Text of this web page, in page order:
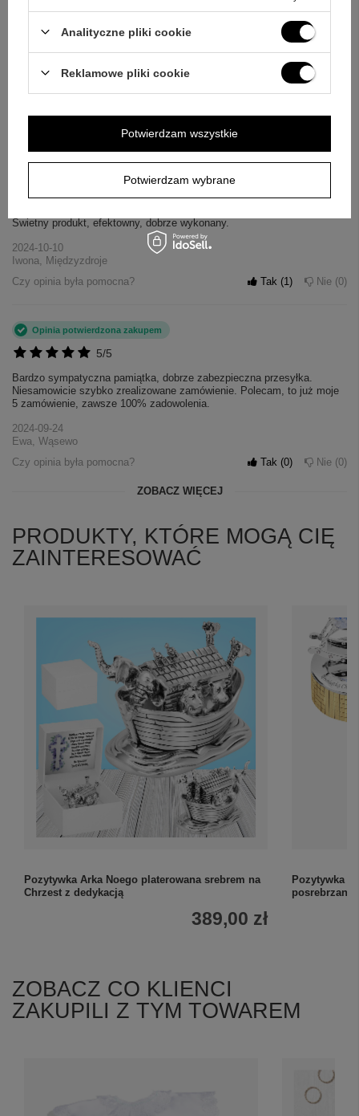
Super prezent ładnie zapakowany polecam
2025-04-11
5/5
Opinia potwierdzona zakupem
Świetny produkt, efektowny, dobrze wykonany.
2024-10-10
Iwona, Międzyzdroje
Czy opinia była pomocna?
Tak 1 Nie 0
5/5
Opinia potwierdzona zakupem
Bardzo sympatyczna pamiątka, dobrze zabezpieczna przesyłka.
Niesamowicie szybko zrealizowane zamówienie. Polecam, to już moje
5 zamówienie, zawsze 100% zadowolenia.
2024-09-24
Ewa, Wąsewo
Czy opinia była pomocna?
Tak 0 Nie 0
ZOBACZ WIĘCEJ
PRODUKTY, KTÓRE MOGĄ CIĘ
ZAINTERESOWAĆ
Pozytywka Arka Noego platerowana srebrem na
Chrzest z dedykacją
389,00 zł
Pozytywka
posrebrzana
ZOBACZ CO KLIENCI
ZAKUPILI Z TYM TOWAREM
Analityczne pliki cookie
Reklamowe pliki cookie
Potwierdzam wybrane
Potwierdzam wszystkie